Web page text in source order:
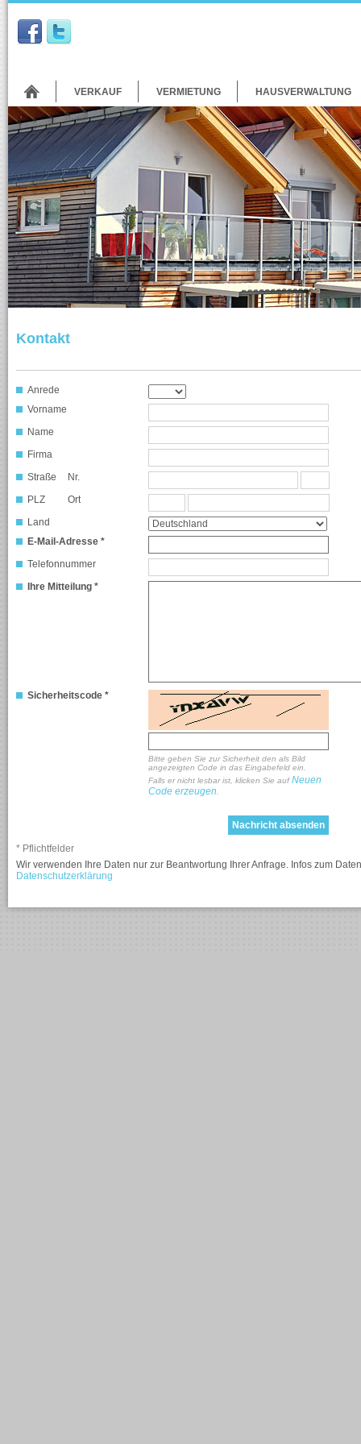
VERKAUF VERMIETUNG HAUSVERWALTUNG
Kontakt
Anrede
Vorname
Name
Firma
Straße
Nr.
PLZ
Ort
Land
E-Mail-Adresse *
Telefonnummer
Ihre Mitteilung *
Sicherheitscode *
Bitte geben Sie zur Sicherheit den als Bild
angezeigten Code in das Eingabefeld ein.
Falls er nicht lesbar ist, klicken Sie aufNeuen
Code erzeugen
* Pflichtfelder
Wir verwenden Ihre Daten nur zur Beantwortung Ihrer Anfrage. Infos zum
Datenschutzerklärung